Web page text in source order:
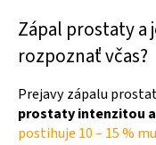
Zápal prostaty a
rozpoznať včas?
Prejavy zápalu
prostaty intenzitou
postihuje 10 – 15 %